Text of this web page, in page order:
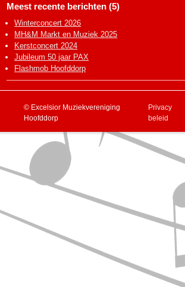
Meest recente berichten (5)
Winterconcert 2026
MH&M Markt en Muziek 2025
Kerstconcert 2024
Jubileum 50 jaar PAX
Flashmob Hoofddorp
© Excelsior Muziekvereniging
Hoofddorp
Privacy
beleid